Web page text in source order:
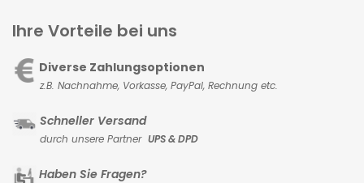
Ihre Vorteile bei uns
Diverse Zahlungsoptionen
z.B. Nachnahme, Vorkasse, PayPal, Rechnung etc.
Schneller Versand
durch unsere Partner UPS & DPD
Haben Sie Fragen?